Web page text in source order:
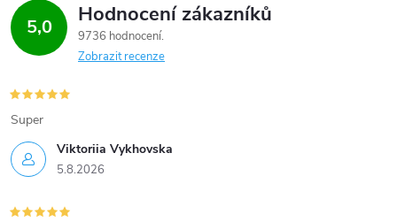
5,0 Hodnocení zákazníků
9736 hodnocení
Zobrazit recenze
Viktoriia Vykhovska
5.8.2026
Super